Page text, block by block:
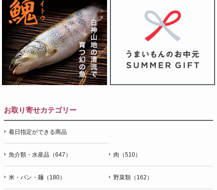
お取り寄せカテゴリー
着日指定ができる商品
魚介類・水産品（647） 肉（510）
米・パン・麺（180） 野菜類（162）